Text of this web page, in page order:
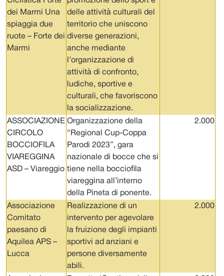
dei Marmi Una
spiaggia due
ruote – Forte dei
Marmi
delle attività culturali del
territorio che uniscono
diverse generazioni,
anche mediante
l’organizzazione di
attività di confronto,
ludiche, sportive e
culturali, che favoriscono
la socializzazione.
ASSOCIAZIONE
CIRCOLO
BOCCIOFILA
VIAREGGINA
ASD – Viareggio
Organizzazione della
“Regional Cup-Coppa
Parodi 2023”, gara
nazionale di bocce che si
tiene nella bocciofila
viareggina all’interno
della Pineta di ponente.
2.000
Associazione
Comitato
paesano di
Aquilea APS –
Lucca
Realizzazione di un
intervento per agevolare
la fruizione degli impianti
sportivi ad anziani e
persone diversamente
abili.
2.000